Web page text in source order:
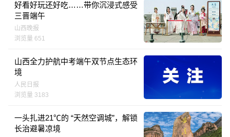
好看好玩还好吃……带你沉浸式感受
三晋端午
山西晚报
浏览量 651
山西全力护航中考端午双节点生态环
境
人民日报
浏览量 3183
一头扎进21℃的 “天然空调城”，解锁
长治避暑凉境